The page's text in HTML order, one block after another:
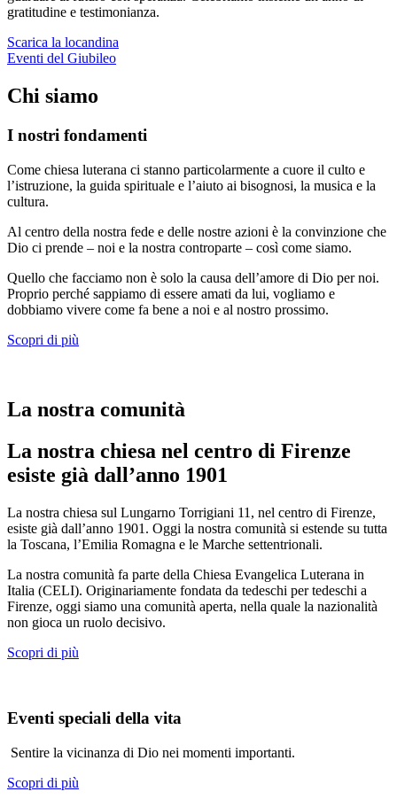
gratitudine e testimonianza.
Scarica la locandina
Eventi del Giubileo
Chi siamo
I nostri fondamenti
Come chiesa luterana ci stanno particolarmente a cuore il culto e
l’istruzione, la guida spirituale e l’aiuto ai bisognosi, la musica e la
cultura.
Al centro della nostra fede e delle nostre azioni è la convinzione che
Dio ci prende – noi e la nostra controparte – così come siamo.
Quello che facciamo non è solo la causa dell’amore di Dio per noi.
Proprio perché sappiamo di essere amati da lui, vogliamo e
dobbiamo vivere come fa bene a noi e al nostro prossimo.
Scopri di più
La nostra comunità
La nostra chiesa nel centro di Firenze
esiste già dall’anno 1901
La nostra chiesa sul Lungarno Torrigiani 11, nel centro di Firenze,
esiste già dall’anno 1901. Oggi la nostra comunità si estende su tutta
la Toscana, l’Emilia Romagna e le Marche settentrionali.
La nostra comunità fa parte della Chiesa Evangelica Luterana in
Italia (CELI). Originariamente fondata da tedeschi per tedeschi a
Firenze, oggi siamo una comunità aperta, nella quale la nazionalità
non gioca un ruolo decisivo.
Scopri di più
Eventi speciali della vita
Sentire la vicinanza di Dio nei momenti importanti.
Scopri di più